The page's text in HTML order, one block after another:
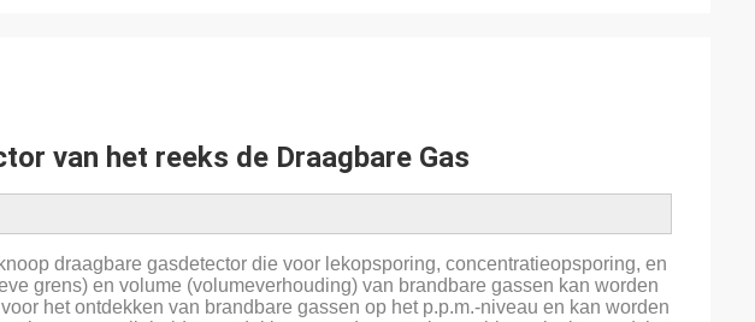
van het reeks de Draagbare Gas
draagbare gasdetector die voor lekopsporing, concentratieopsporing, en
grens) en volume (volumeverhouding) van brandbare gassen kan worden
het ontdekken van brandbare gassen op het p.p.m.-niveau en kan worden